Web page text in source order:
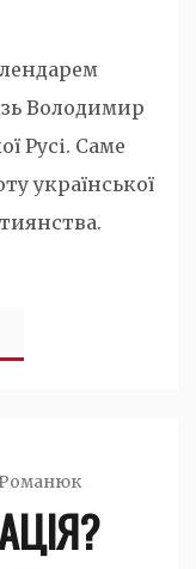
Володимир
Русі. Саме
української